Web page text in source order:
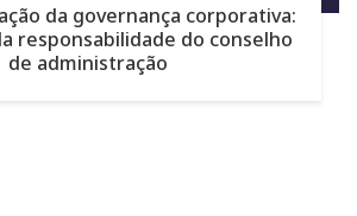
da governança corporativa:
responsabilidade do conselho
de administração